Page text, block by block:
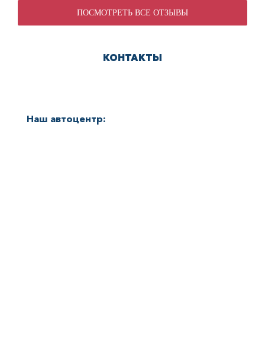
ПОСМОТРЕТЬ ВСЕ ОТЗЫВЫ
КОНТАКТЫ
Наш автоцентр: